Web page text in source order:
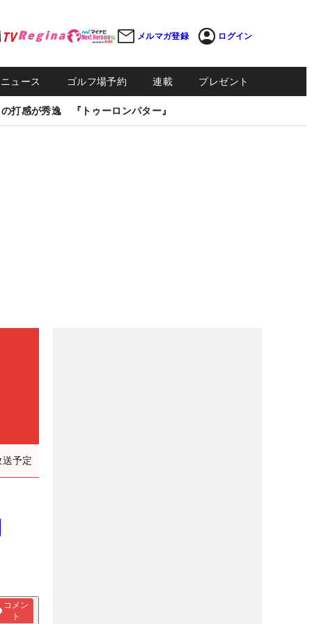
メルマガ登録 ログイン
ュース ゴルフ場予約 連載 プレゼント
打感が秀逸 『トゥーロンパター』
予定
コメン
ト